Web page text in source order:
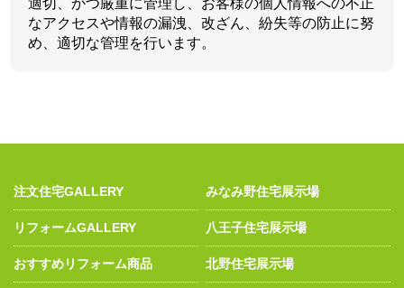
なアクセスや情報の漏洩、改ざん、紛失等の防止に努
め、適切な管理を行います。
注文住宅GALLERY
リフォームGALLERY
おすすめリフォーム商品
みなみ野住宅展示場
八王子住宅展示場
北野住宅展示場